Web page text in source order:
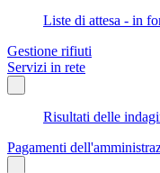
Liste di attesa - in
Gestione rifiuti
Servizi in rete
Risultati delle
Pagamenti